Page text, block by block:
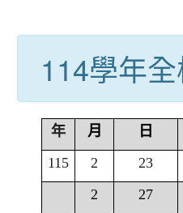
114學年
年 月 日
115
2 23
2
27